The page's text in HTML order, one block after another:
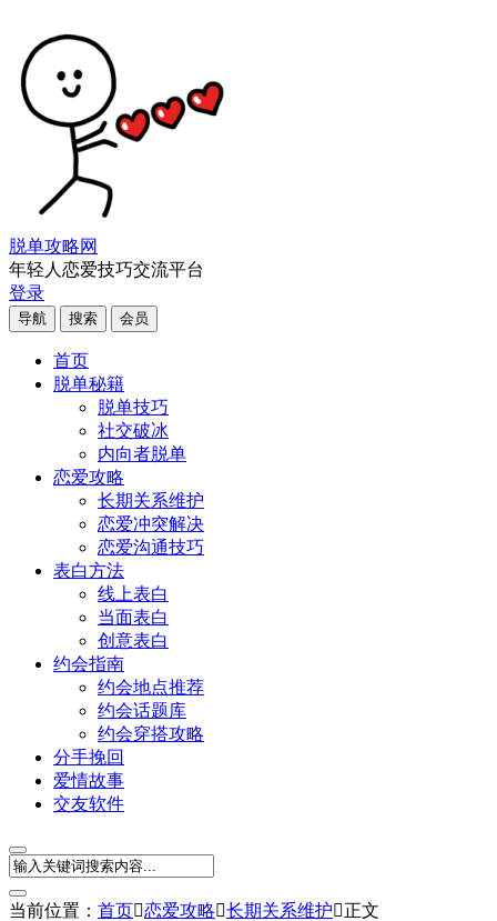
脱单攻略网
年轻人恋爱技巧交流平台
登录
导航 搜索 会员
首页
脱单秘籍
脱单技巧
社交破冰
内向者脱单
恋爱攻略
长期关系维护
恋爱冲突解决
恋爱沟通技巧
表白方法
线上表白
当面表白
创意表白
约会指南
约会地点推荐
约会话题库
约会穿搭攻略
分手挽回
爱情故事
交友软件
当前位置： 首页恋爱攻略长期关系维护正文